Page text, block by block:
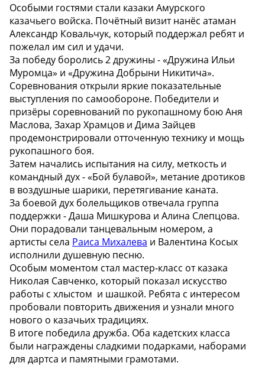
Особыми гостями стали казаки Амурского
казачьего войска. Почётный визит нанёс атаман
Александр Ковальчук, который поддержал ребят и
пожелал им сил и удачи.
За победу боролись 2 дружины - «Дружина Ильи
Муромца» и «Дружина Добрыни Никитича».
Соревнования открыли яркие показательные
выступления по самообороне. Победители и
призëры соревнований по рукопашному бою Аня
Маслова, Захар Храмцов и Дима Зайцев
продемонстрировали отточенную технику и мощь
рукопашного боя.
Затем начались испытания на силу, меткость и
командный дух - «Бой булавой», метание дротиков
в воздушные шарики, перетягивание каната.
За боевой дух болельщиков отвечала группа
поддержки - Даша Мишкурова и Алина Слепцова.
Они порадовали танцевальным номером, а
артисты села Раиса Михалева и Валентина Косых
исполнили душевную песню.
Особым моментом стал мастер-класс от казака
Николая Савченко, который показал искусство
работы с хлыстом и шашкой. Ребята с интересом
пробовали повторить движения и узнали много
нового о казачьих традициях.
В итоге победила дружба. Оба кадетских класса
были награждены сладкими подарками, наборами
для дартса и памятными грамотами.